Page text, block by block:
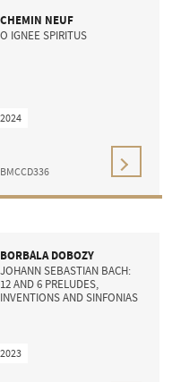
CHEMIN NEUF
O IGNEE SPIRITUS
BMCCD336
2024
BORBÁLA DOBOZY
JOHANN SEBASTIAN BACH:
12 AND 6 PRELUDES,
INVENTIONS AND SINFONIAS
2023